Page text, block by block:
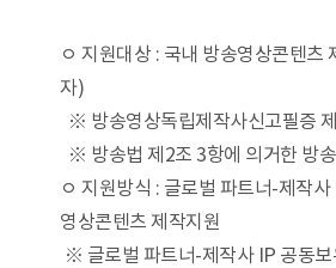
ㅇ 지원대상 : 국내 방송영상콘텐츠
자)
※ 방송영상독립제작사신고필증
※ 방송법 제2조 3항에 의거한 방
ㅇ 지원방식 : 글로벌 파트너-제작
영상콘텐츠 제작지원
※ 글로벌 파트너-제작사 IP 공동보